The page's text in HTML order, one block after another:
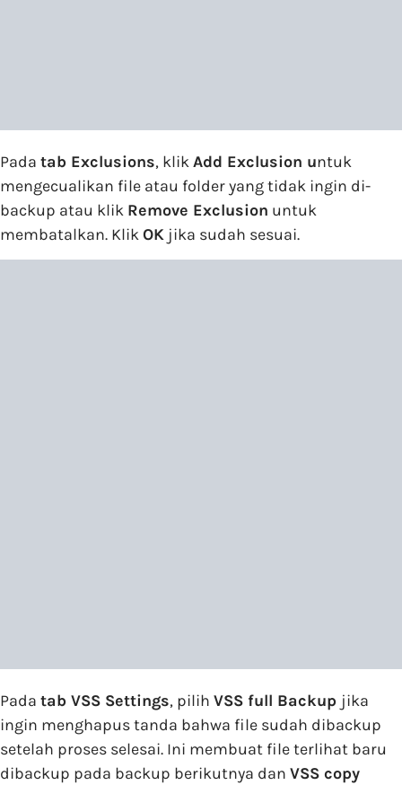
Pada tab Exclusions, klikAdd Exclusion untuk
mengecualikan file atau folder yang tidak ingin di-
backup atau klik Remove Exclusion untuk
membatalkan. KlikOK jika sudah sesuai.
Pada tab VSS Settings, pilih VSS full Backup jika
ingin menghapus tanda bahwa file sudah dibackup
setelah proses selesai. Ini membuat file terlihat baru
dibackup pada backup berikutnya dan VSS copy